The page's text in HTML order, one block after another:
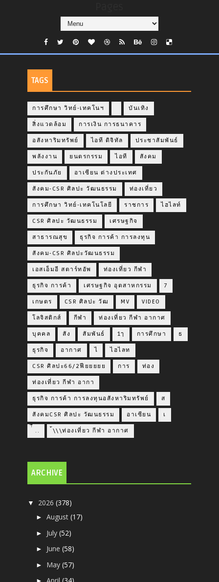
TAGS
การศึกษา วิทย์-เทคโนฯ บันเทิง
สิ่งแวดล้อม การเงิน การธนาคาร
อสังหาริมทรัพย์ ไอที ดิจิทัล ประชาสัมพันธ์
พลังงาน ยนตรกรรม ไอที สังคม
ประกันภัย อาเซียน ต่างประเทศ
สังคม-CSR ศิลปะ วัฒนธรรม ท่องเที่ยว
การศึกษา วิทย์-เทคโนโลยี ราชการ ไฮไลท์
CSR ศิลปะ วัฒนธรรม เศรษฐกิจ
สาธารณสุข ธุรกิจ การค้า การลงทุน
สังคม-CSR ศิลปะวัฒนธรรม
เอสเอ็มอี สตาร์ทอัพ ท่องเที่ยว กีฬา
ธุรกิจ การค้า เศรษฐกิจ อุตสาหกรรม 7
เกษตร CSR ศิลปะ วัฒ MV VIDEO
โลจิสติกส์ กีฬา ท่องเที่ยว กีฬา อากาศ
บุคคล สัง สัมพันธ์ 1ๅ การศึกษา ธ
ธุรกิจ อากาศ ไ ไฮไลท
CSR ศิลปะ66/2ฟียยยยย การ ท่อง
ท่องเที่ยว กีฬา อากา
ธุรกิจ การค้า การลงทุนอสังหาริมทรัพย์ ส
สังคมCSR ศิลปะ วัฒนธรรม อาเซียน เ
่่ื​ .. ้\\\ท่องเที่ยว กีฬา อากาศ
ARCHIVE
▼ 2026(378)
►August(17)
► July(52)
► June(58)
► May(57)